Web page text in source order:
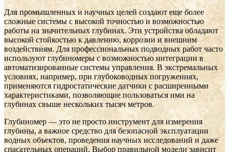
Для промышленных и научных целей создают еще более
сложные системы с высокой точностью и возможностью
работы на значительных глубинах. Эти устройства обладают
высокой стойкостью к давлению, коррозии и внешним
воздействиям. Для профессиональных подводных работ часто
используют глубиномеры с возможностью интеграции в
автоматизированные системы управления. В экстремальных
условиях, например, при глубоководных погружениях,
применяются гидростатические датчики с расширенными
характеристиками, позволяющие пользоваться ими на
глубинах свыше нескольких тысяч метров.
Глубиномер — это не просто инструмент для измерения
глубины, а важное средство для безопасной эксплуатации
водных объектов, проведения научных исследований и даже
спасательных операций. Выбор правильной модели зависит